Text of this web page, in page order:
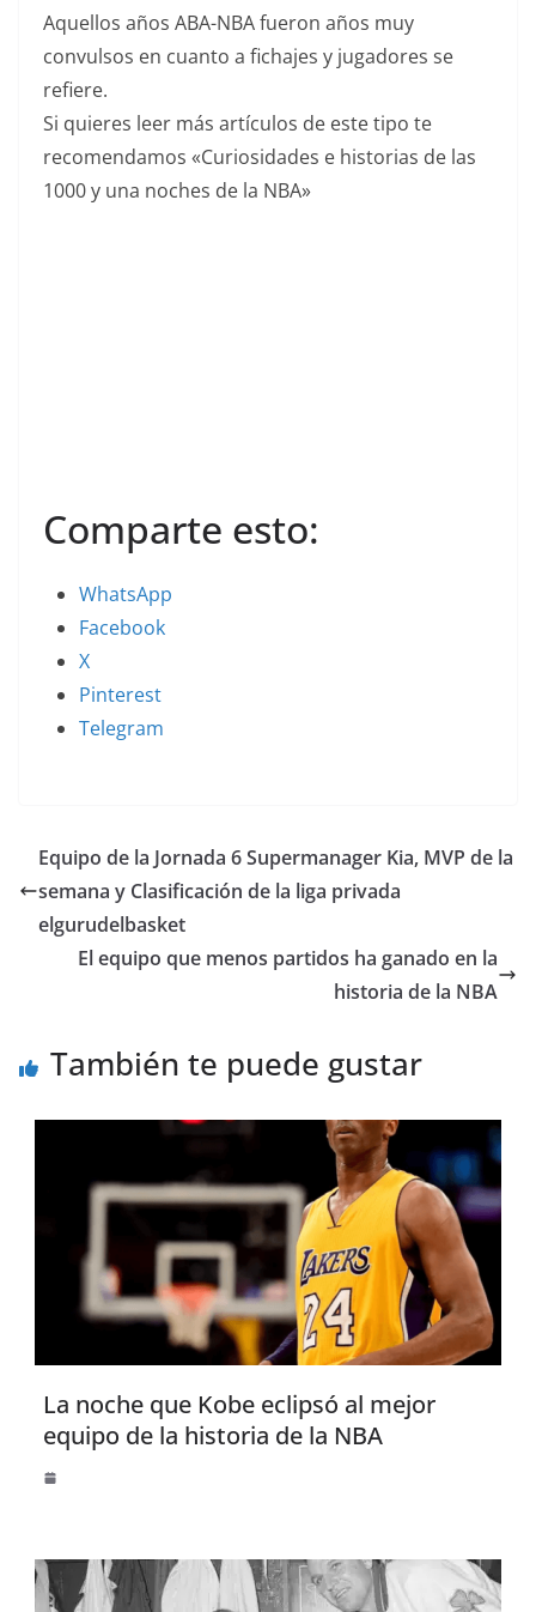
Aquellos años ABA-NBA fueron años muy
convulsos en cuanto a fichajes y jugadores se
refiere.
Si quieres leer más artículos de este tipo te
recomendamos «Curiosidades e historias de las
1000 y una noches de la NBA»
Comparte esto:
WhatsApp
Facebook
X
Pinterest
Telegram
Equipo de la Jornada 6 Supermanager Kia, MVP de la
semana y Clasificación de la liga privada
elgurudelbasket
El equipo que menos partidos ha ganado en la
historia de la NBA
También te puede gustar
La noche que Kobe eclipsó al mejor
equipo de la historia de la NBA